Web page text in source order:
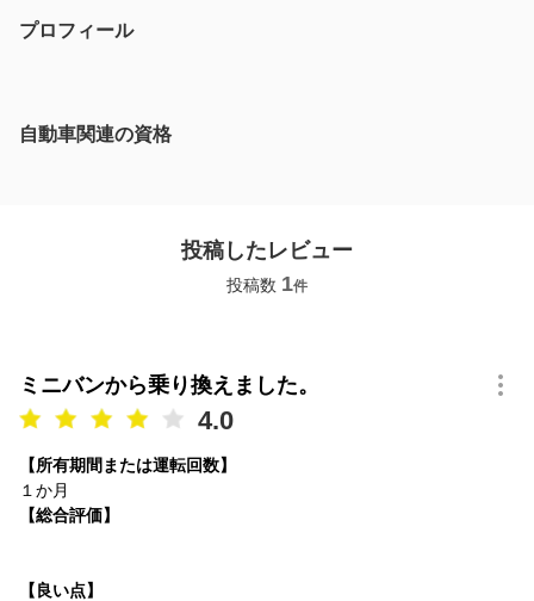
プロフィール
自動車関連の資格
投稿したレビュー
投稿数 1件
ミニバンから乗り換えました。
4.0
【所有期間または運転回数】
１か月
【総合評価】
【良い点】